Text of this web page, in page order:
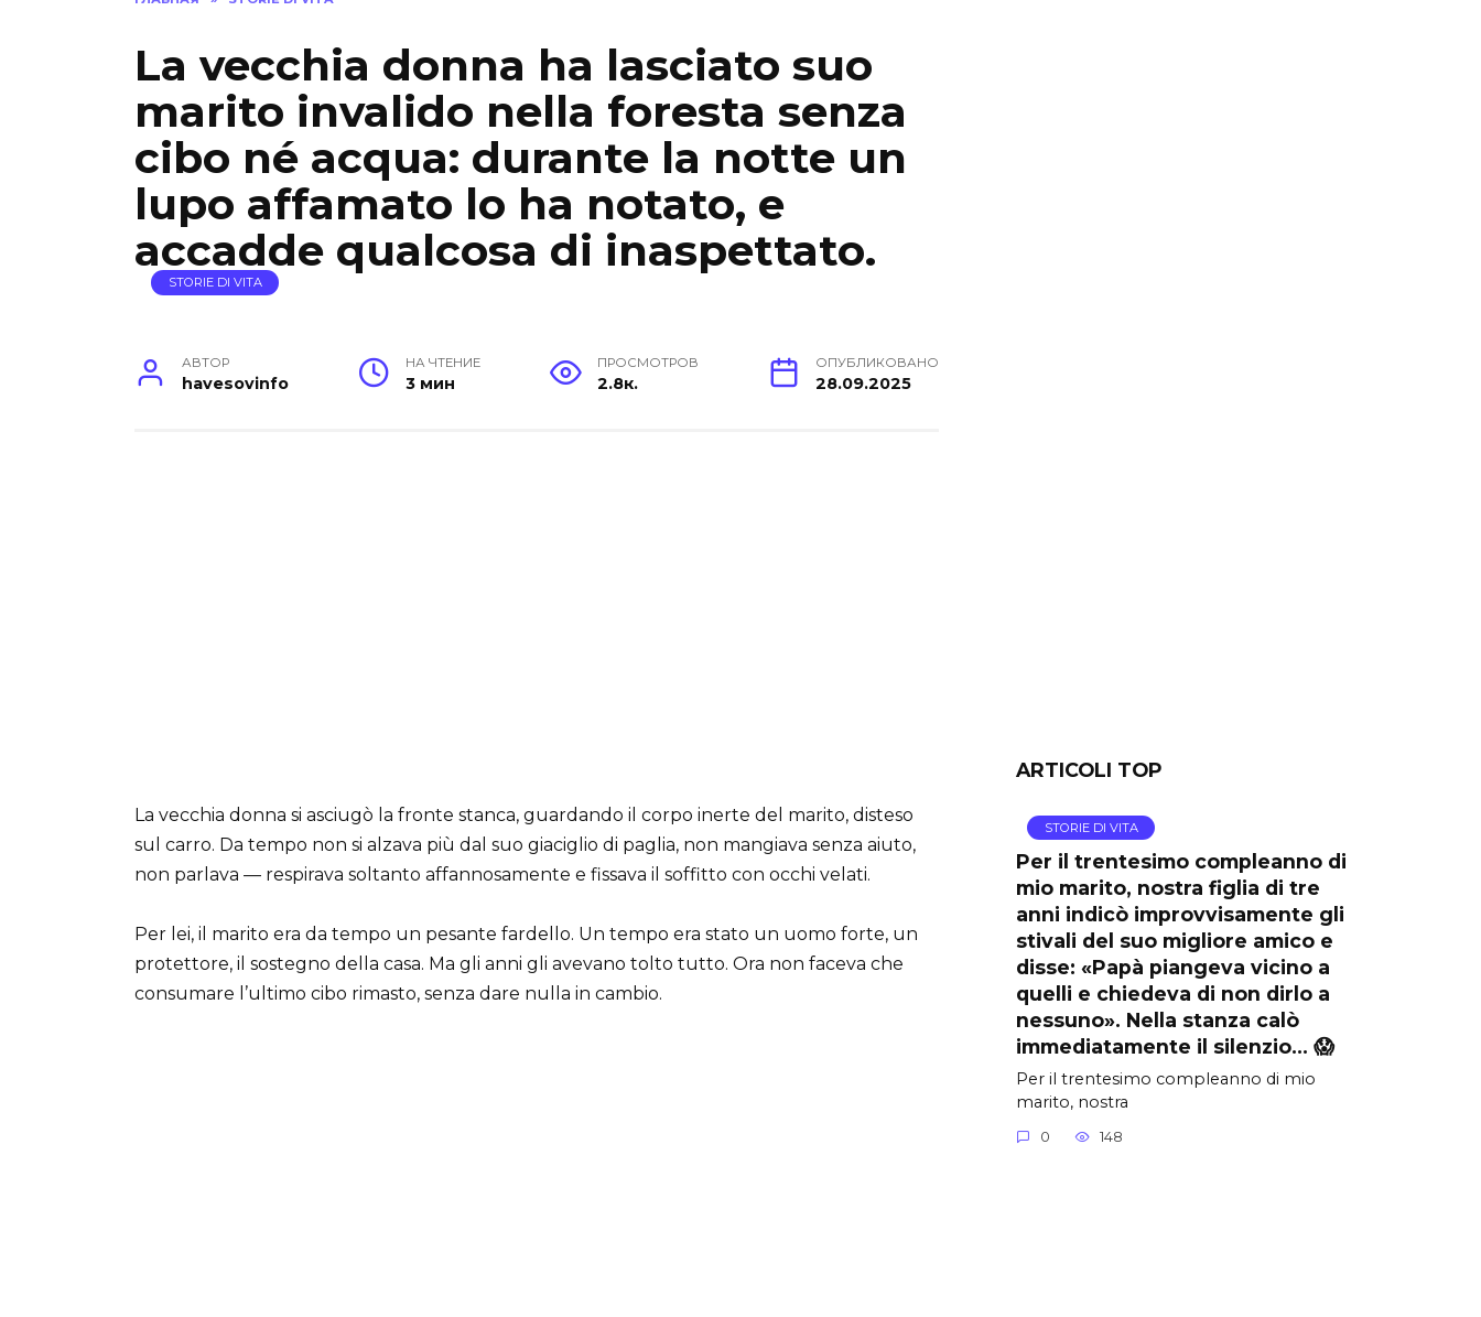
La vecchia donna ha lasciato suo
marito invalido nella foresta senza
cibo né acqua: durante la notte un
lupo affamato lo ha notato, e
accadde qualcosa di inaspettato.
STORIE DI VITA
АВТОР
havesovinfo
НА ЧТЕНИЕ
3 мин
ПРОСМОТРОВ
2.8к.
ОПУБЛИКОВАНО
28.09.2025
La vecchia donna si asciugò la fronte stanca, guardando il corpo inerte del marito, disteso
sul carro. Da tempo non si alzava più dal suo giaciglio di paglia, non mangiava senza aiuto,
non parlava — respirava soltanto affannosamente e fissava il soffitto con occhi velati.
Per lei, il marito era da tempo un pesante fardello. Un tempo era stato un uomo forte, un
protettore, il sostegno della casa. Ma gli anni gli avevano tolto tutto. Ora non faceva che
consumare l’ultimo cibo rimasto, senza dare nulla in cambio.
ARTICOLI TOP
STORIE DI VITA
Per il trentesimo compleanno di
mio marito, nostra figlia di tre
anni indicò improvvisamente gli
stivali del suo migliore amico e
disse: «Papà piangeva vicino a
quelli e chiedeva di non dirlo a
nessuno». Nella stanza calò
immediatamente il silenzio… 😱
Per il trentesimo compleanno di mio
marito, nostra
0 148